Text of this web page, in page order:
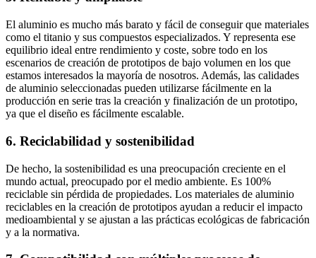
El aluminio es mucho más barato y fácil de conseguir que materiales
como el titanio y sus compuestos especializados. Y representa ese
equilibrio ideal entre rendimiento y coste, sobre todo en los
escenarios de creación de prototipos de bajo volumen en los que
estamos interesados la mayoría de nosotros. Además, las calidades
de aluminio seleccionadas pueden utilizarse fácilmente en la
producción en serie tras la creación y finalización de un prototipo,
ya que el diseño es fácilmente escalable.
6. Reciclabilidad y sostenibilidad
De hecho, la sostenibilidad es una preocupación creciente en el
mundo actual, preocupado por el medio ambiente. Es 100%
reciclable sin pérdida de propiedades. Los materiales de aluminio
reciclables en la creación de prototipos ayudan a reducir el impacto
medioambiental y se ajustan a las prácticas ecológicas de fabricación
y a la normativa.